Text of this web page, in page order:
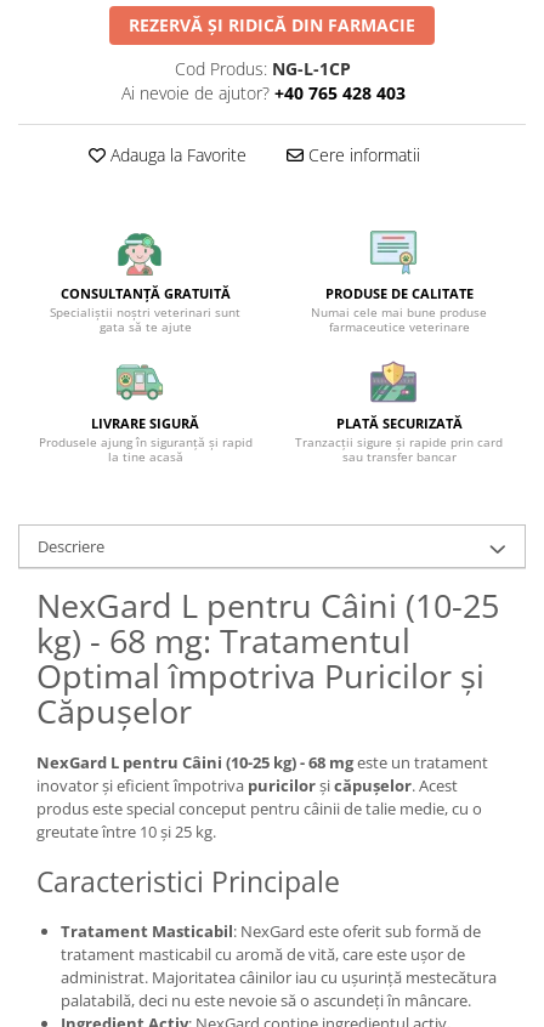
REZERVĂ ȘI RIDICĂ DIN FARMACIE
Cod Produs: NG-L-1CP
Ai nevoie de ajutor? +40 765 428 403
Adauga la Favorite Cere informatii
CONSULTANȚĂ GRATUITĂ
Specialiștii noștri veterinari sunt
gata să te ajute
PRODUSE DE CALITATE
Numai cele mai bune produse
farmaceutice veterinare
LIVRARE SIGURĂ
Produsele ajung în siguranță și rapid
la tine acasă
PLATĂ SECURIZATĂ
Tranzacții sigure și rapide prin card
sau transfer bancar
Descriere
NexGard L pentru Câini (10-25
kg) - 68 mg: Tratamentul
Optimal împotriva Puricilor și
Căpușelor
NexGard L pentru Câini (10-25 kg) - 68 mgeste un tratament
inovator și eficient împotriva puricilorșicăpușelor. Acest
produs este special conceput pentru câinii de talie medie, cu o
greutate între 10 și 25 kg.
Caracteristici Principale
Tratament Masticabil: NexGard este oferit sub formă de
tratament masticabil cu aromă de vită, care este ușor de
administrat. Majoritatea câinilor iau cu ușurință mestecătura
palatabilă, deci nu este nevoie să o ascundeți în mâncare.